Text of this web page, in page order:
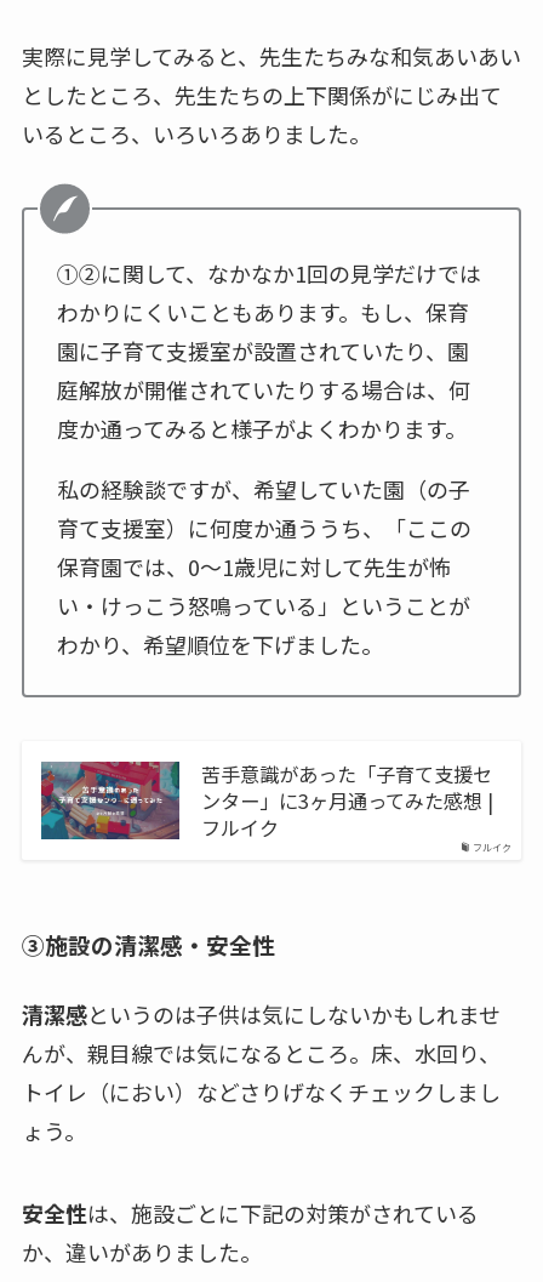
実際に見学してみると、先生たちみな和気あいあい
としたところ、先生たちの上下関係がにじみ出て
いるところ、いろいろありました。
①②に関して、なかなか1回の見学だけでは
わかりにくいこともあります。もし、保育
園に子育て支援室が設置されていたり、園
庭解放が開催されていたりする場合は、何
度か通ってみると様子がよくわかります。
私の経験談ですが、希望していた園（の子
育て支援室）に何度か通ううち、「ここの
保育園では、0～1歳児に対して先生が怖
い・けっこう怒鳴っている」ということが
わかり、希望順位を下げました。
フルイク
苦手意識があった「子育て支援セ
ンター」に3ヶ月通ってみた感想 |
フルイク
③施設の清潔感・安全性
清潔感というのは子供は気にしないかもしれませ
んが、親目線では気になるところ。床、水回り、
トイレ（におい）などさりげなくチェックしまし
ょう。
安全性は、施設ごとに下記の対策がされている
か、違いがありました。